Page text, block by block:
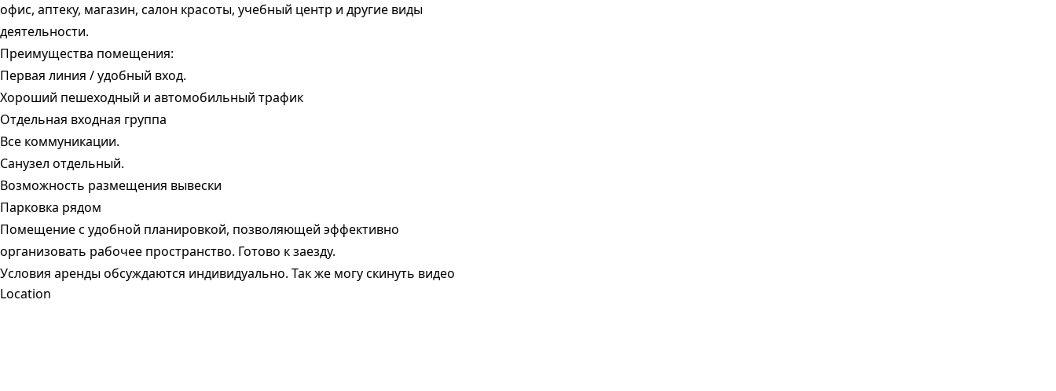
офис, аптеку, магазин, салон красоты, учебный центр и другие виды
деятельности.
Преимущества помещения:
Первая линия / удобный вход.
Хороший пешеходный и автомобильный трафик
Отдельная входная группа
Все коммуникации.
Санузел отдельный.
Возможность размещения вывески
Парковка рядом
Помещение с удобной планировкой, позволяющей эффективно
организовать рабочее пространство. Готово к заезду.
Условия аренды обсуждаются индивидуально. Так же могу скинуть видео
Location